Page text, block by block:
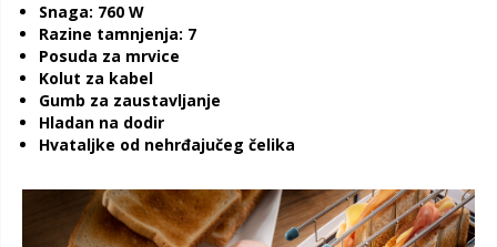
Snaga: 760 W
Razine tamnjenja: 7
Posuda za mrvice
Kolut za kabel
Gumb za zaustavljanje
Hladan na dodir
Hvataljke od nehrđajučeg čelika